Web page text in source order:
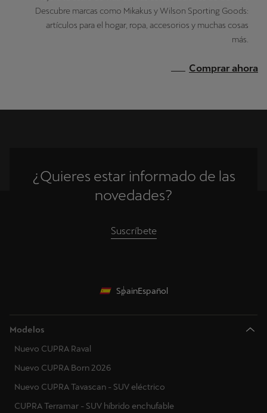
Descubre marcas como Mikakus y Wilson Sporting Goods:
artículos para el hogar, ropa, accesorios y muchas cosas
más.
Comprar ahora
¿Quieres estar informado de las
novedades?
Suscríbete
SpainEspañol
Modelos
Nuevo CUPRA Raval
Nuevo CUPRA Born 2026
Nuevo CUPRA Tavascan - SUV eléctrico
CUPRA Terramar - SUV híbrido enchufable